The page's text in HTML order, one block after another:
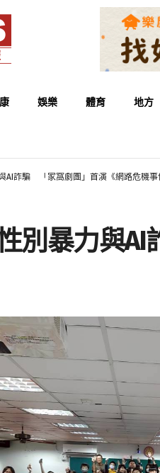
娛樂 體育 地方
AI詐騙 「家窩劇團」首演《網路危機事
別暴力與